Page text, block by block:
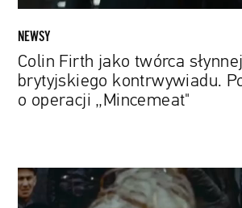
o
operacji
NEWSY
Colin Firth jako twórca
brytyjskiego kontrwywiadu.
o operacji „Mincemeat"
„Mówiłam,
że